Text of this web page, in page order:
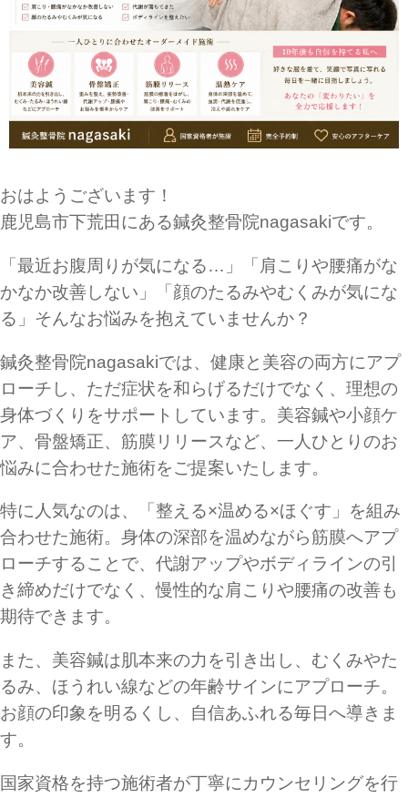
おはようございます！
鹿児島市下荒田にある鍼灸整骨院nagasakiです。
「最近お腹周りが気になる…」「肩こりや腰痛がな
かなか改善しない」「顔のたるみやむくみが気にな
る」そんなお悩みを抱えていませんか？
鍼灸整骨院nagasakiでは、健康と美容の両方にアプ
ローチし、ただ症状を和らげるだけでなく、理想の
身体づくりをサポートしています。美容鍼や小顔ケ
ア、骨盤矯正、筋膜リリースなど、一人ひとりのお
悩みに合わせた施術をご提案いたします。
特に人気なのは、「整える×温める×ほぐす」を組み
合わせた施術。身体の深部を温めながら筋膜へアプ
ローチすることで、代謝アップやボディラインの引
き締めだけでなく、慢性的な肩こりや腰痛の改善も
期待できます。
また、美容鍼は肌本来の力を引き出し、むくみやた
るみ、ほうれい線などの年齢サインにアプローチ。
お顔の印象を明るくし、自信あふれる毎日へ導きま
す。
国家資格を持つ施術者が丁寧にカウンセリングを行